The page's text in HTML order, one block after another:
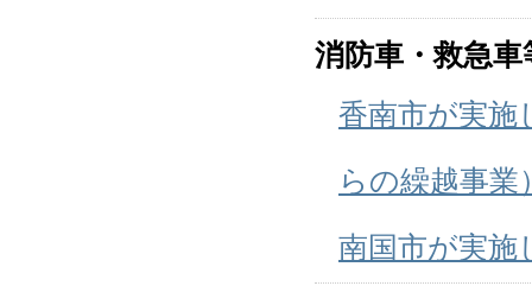
消防車・救急
香南市が実施
らの繰越事
南国市が実